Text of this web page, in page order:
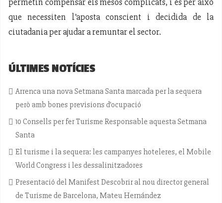
que necessiten l’aposta conscient i decidida de la
ciutadania per ajudar a remuntar el sector.
ÚLTIMES NOTÍCIES
Arrenca una nova Setmana Santa marcada per la sequera
però amb bones previsions d’ocupació
10 Consells per fer Turisme Responsable aquesta Setmana
Santa
El turisme i la sequera: les campanyes hoteleres, el Mobile
World Congress i les dessalinitzadores
Presentació del Manifest Descobrir al nou director general
de Turisme de Barcelona, Mateu Hernández